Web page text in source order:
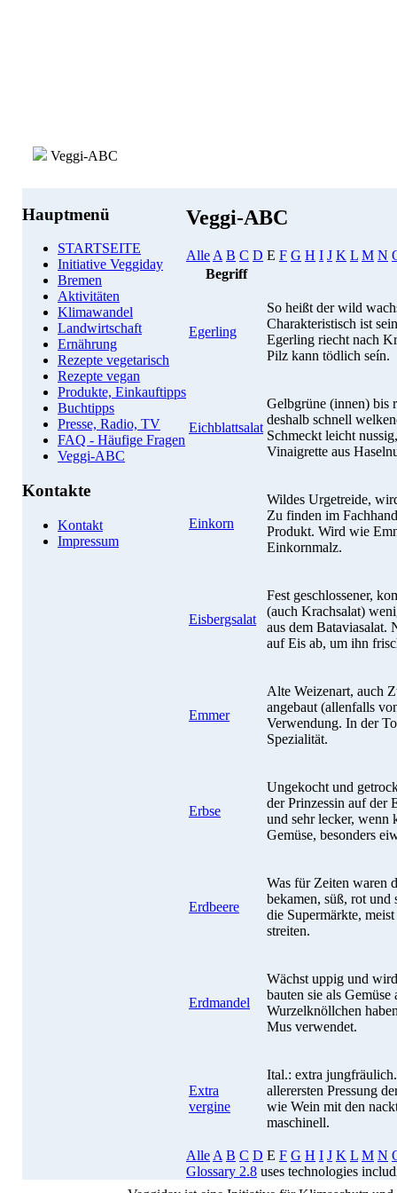
Veggi-ABC
Hauptmenü
STARTSEITE
Initiative Veggiday
Bremen
Aktivitäten
Klimawandel
Landwirtschaft
Ernährung
Rezepte vegetarisch
Rezepte vegan
Produkte, Einkauftipps
Buchtipps
Presse, Radio, TV
FAQ - Häufige Fragen
Veggi-ABC
Kontakte
Kontakt
Impressum
Veggi-ABC
Alle A B C D E F G H I J K L M N
Begriff
Egerling
So heißt der wild
Charakteristisch ist
Egerling riecht nach
Pilz kann tödlich seín.
Eichblattsalat
Gelbgrüne (innen) bis
deshalb schnell
Schmeckt leicht
Vinaigrette aus
Einkorn
Wildes Urgetreide,
Zu finden im
Produkt. Wird wie
Einkornmalz.
Eisbergsalat
Fest geschlossener,
(auch Krachsalat)
aus dem Bataviasalat.
auf Eis ab, um ihn
Emmer
Alte Weizenart, auch
angebaut (allenfalls
Verwendung. In der
Spezialität.
Erbse
Ungekocht und
der Prinzessin auf der
und sehr lecker, wenn
Gemüse, besonders
Erdbeere
Was für Zeiten waren
bekamen, süß, rot
die Supermärkte,
streiten.
Erdmandel
Wächst uppig und
bauten sie als
Wurzelknöllchen
Mus verwendet.
Extra
vergine
Ital.: extra
allerersten Pressung
wie Wein mit den
maschinell.
Alle A B C D E F G H I J K L M N
Glossary 2.8 uses technologies